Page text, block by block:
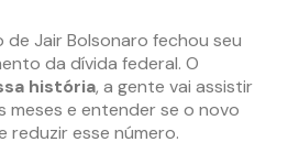
Jair Bolsonaro fechou seu
da dívida federal. O
história, a gente vai assistir
meses e entender se o novo
reduzir esse número.